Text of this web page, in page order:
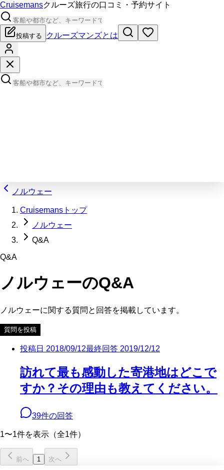
Cruisemansクルーズ旅行の口コミ・予約サイト
投稿する クルーズマンズとは
ノルウェー
Cruisemansトップ
ノルウェー
Q&A
Q&A
ノルウェーのQ&A
ノルウェーに関する質問と回答を掲載しています。
質問を投稿
投稿日 2018/09/12最終回答 2019/12/12
訪れて最も感動した寄港地はどこで
すか？その理由も教えてください。
39件の回答
1〜1件を表示（全1件）
前へ 1 次へ